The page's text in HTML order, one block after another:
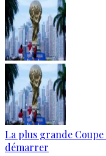
La plus grande
démarrer